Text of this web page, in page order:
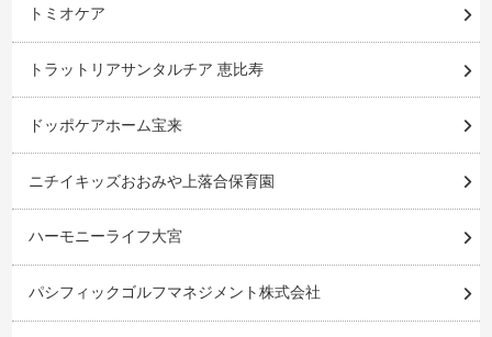
トミオケア
トラットリアサンタルチア 恵比寿
ドッポケアホーム宝来
ニチイキッズおおみや上落合保育園
ハーモニーライフ大宮
パシフィックゴルフマネジメント株式会社